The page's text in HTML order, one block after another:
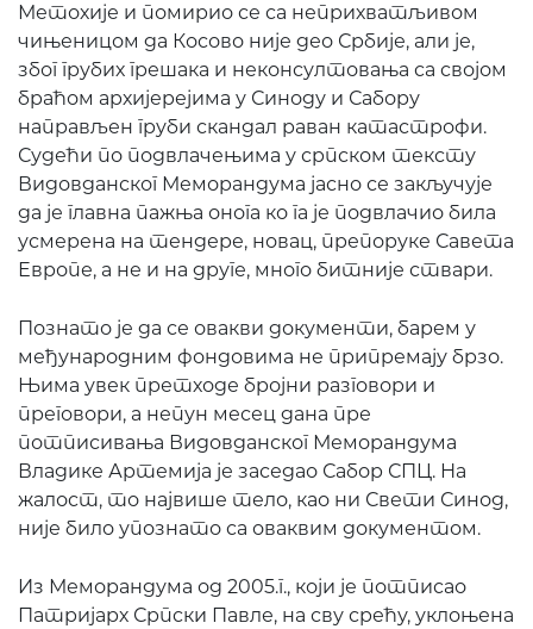
Метохије и помирио се са неприхватљивом
чињеницом да Косово није део Србије, али је,
због грубих грешака и неконсултовања са својом
браћом архијерејима у Синоду и Сабору
направљен груби скандал раван катастрофи.
Судећи по подвлачењима у српском тексту
Видовданског Меморандума јасно се закључује
да је главна пажња онога ко га је подвлачио била
усмерена на тендере, новац, препоруке Савета
Европе, а не и на друге, много битније ствари.
Познато је да се овакви документи, барем у
међународним фондовима не припремају брзо.
Њима увек претходе бројни разговори и
преговори, а непун месец дана пре
потписивања Видовданског Меморандума
Владике Артемија је заседао Сабор СПЦ. На
жалост, то највише тело, као ни Свети Синод,
није било упознато са оваквим документом.
Из Меморандума од 2005.г., који је потписао
Патријарх Српски Павле, на сву срећу, уклоњена